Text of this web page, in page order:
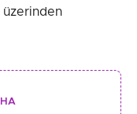
üzerinden